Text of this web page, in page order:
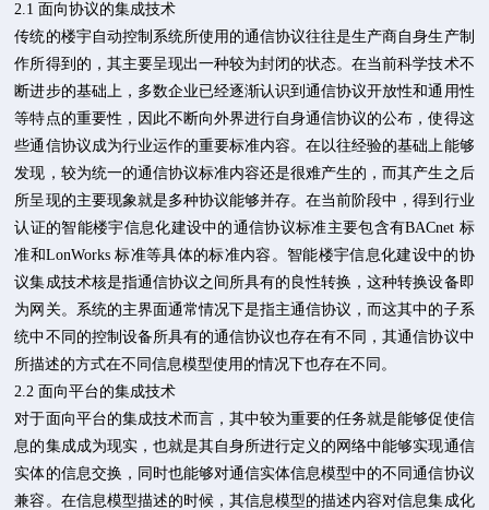
2.1 面向协议的集成技术
传统的楼宇自动控制系统所使用的通信协议往往是生产商自身生产制
作所得到的，其主要呈现出一种较为封闭的状态。在当前科学技术不
断进步的基础上，多数企业已经逐渐认识到通信协议开放性和通用性
等特点的重要性，因此不断向外界进行自身通信协议的公布，使得这
些通信协议成为行业运作的重要标准内容。在以往经验的基础上能够
发现，较为统一的通信协议标准内容还是很难产生的，而其产生之后
所呈现的主要现象就是多种协议能够并存。在当前阶段中，得到行业
认证的智能楼宇信息化建设中的通信协议标准主要包含有BACnet 标
准和LonWorks 标准等具体的标准内容。智能楼宇信息化建设中的协
议集成技术核是指通信协议之间所具有的良性转换，这种转换设备即
为网关。系统的主界面通常情况下是指主通信协议，而这其中的子系
统中不同的控制设备所具有的通信协议也存在有不同，其通信协议中
所描述的方式在不同信息模型使用的情况下也存在不同。
2.2 面向平台的集成技术
对于面向平台的集成技术而言，其中较为重要的任务就是能够促使信
息的集成成为现实，也就是其自身所进行定义的网络中能够实现通信
实体的信息交换，同时也能够对通信实体信息模型中的不同通信协议
兼容。在信息模型描述的时候，其信息模型的描述内容对信息集成化